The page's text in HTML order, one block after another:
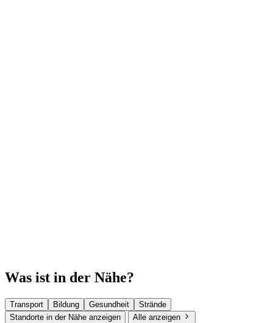
Was ist in der Nähe?
Transport Bildung Gesundheit
Strände
Standorte in der Nähe anzeigen
Alle anzeigen